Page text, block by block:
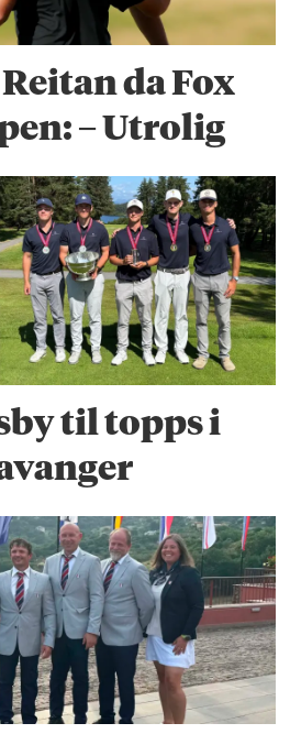
da Fox
– Utrolig
til topps i